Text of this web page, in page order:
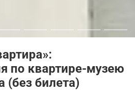
по квартире-музею
(без билета)